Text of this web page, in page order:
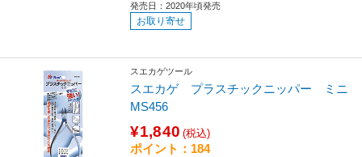
発売日：2020年頃発売
お取り寄せ
スエカゲツール
スエカゲ プラスチックニッパー ミニ
MS456
¥1,840 (税込)
ポイント：184